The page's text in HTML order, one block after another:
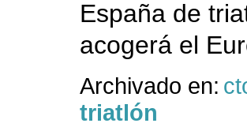
España de
acogerá el
Archivado en:
triatlón